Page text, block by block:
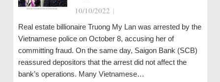
10/10/2022 |
Real estate billionaire Truong My Lan was arrested by the
Vietnamese police on October 8, accusing her of
committing fraud. On the same day, Saigon Bank (SCB)
reassured depositors that the arrest did not affect the
bank’s operations. Many Vietnamese…